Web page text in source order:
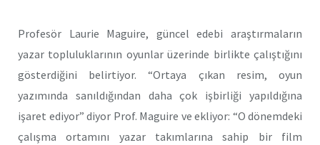
Profesör Laurie Maguire, güncel edebi araştırmaların
yazar topluluklarının oyunlar üzerinde birlikte çalıştığını
gösterdiğini belirtiyor. “Ortaya çıkan resim, oyun
yazımında sanıldığından daha çok işbirliği yapıldığına
işaret ediyor” diyor Prof. Maguire ve ekliyor: “O dönemdeki
çalışma ortamını yazar takımlarına sahip bir film